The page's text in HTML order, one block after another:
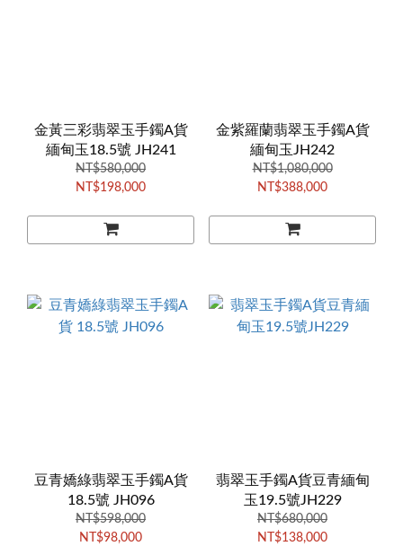
金黃三彩翡翠玉手鐲A貨
緬甸玉18.5號 JH241
NT$580,000
NT$198,000
金紫羅蘭翡翠玉手鐲A貨
緬甸玉JH242
NT$1,080,000
NT$388,000
豆青嬌綠翡翠玉手鐲A貨
18.5號 JH096
NT$598,000
NT$98,000
翡翠玉手鐲A貨豆青緬甸
玉19.5號JH229
NT$680,000
NT$138,000